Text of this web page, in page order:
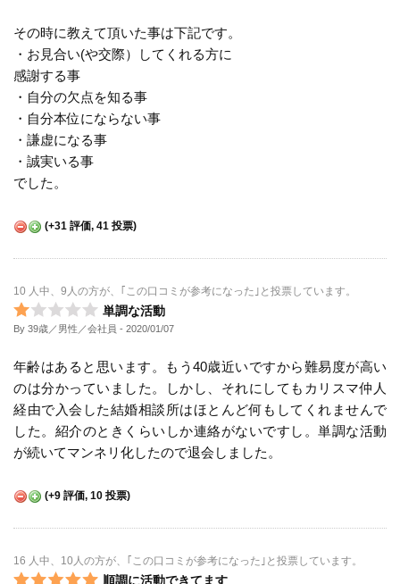
その時に教えて頂いた事は下記です。
・お見合い(や交際）してくれる方に
感謝する事
・自分の欠点を知る事
・自分本位にならない事
・謙虚になる事
・誠実いる事
でした。
(+31 評価, 41 投票)
10 人中、9人の方が、｢この口コミが参考になった｣と投票しています。
単調な活動
By 39歳／男性／会社員 - 2020/01/07
年齢はあると思います。もう40歳近いですから難易度が高い
のは分かっていました。しかし、それにしてもカリスマ仲人
経由で入会した結婚相談所はほとんど何もしてくれませんで
した。紹介のときくらいしか連絡がないですし。単調な活動
が続いてマンネリ化したので退会しました。
(+9 評価, 10 投票)
16 人中、10人の方が、｢この口コミが参考になった｣と投票しています。
順調に活動できてます